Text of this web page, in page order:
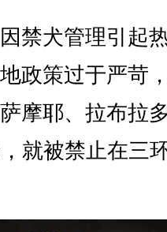
犬管理引起
政策过于严苛
摩耶、拉布拉
就被禁止在三